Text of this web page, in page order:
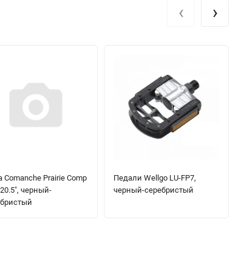
Comanche Prairie Comp
черный-
Педали Wellgo LU-FP7,
черный-серебристый
‹ ›